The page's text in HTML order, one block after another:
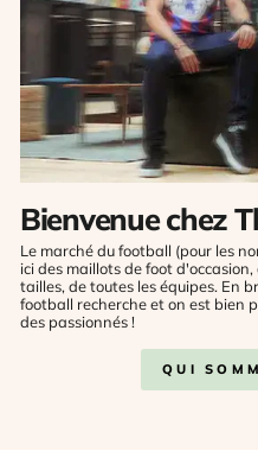
Bienvenue chez
Le marché du football (pour les
ici des maillots de foot
tailles, de toutes les équipes. En
football recherche et on est bien
des passionnés !
QUI